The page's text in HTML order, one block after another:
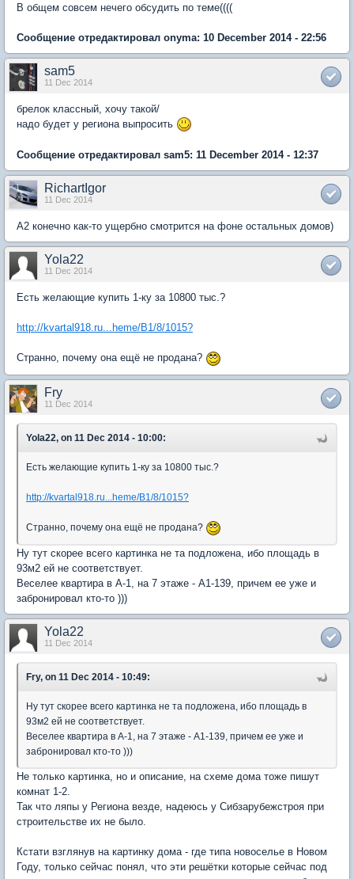
В общем совсем нечего обсудить по теме((((
Сообщение отредактировал onyma: 10 December 2014 - 22:56
sam5
11 Dec 2014
брелок классный, хочу такой/
надо будет у региона выпросить
Сообщение отредактировал sam5: 11 December 2014 - 12:37
RichartIgor
11 Dec 2014
А2 конечно как-то ущербно смотрится на фоне остальных домов)
Yola22
11 Dec 2014
Есть желающие купить 1-ку за 10800 тыс.?
http://kvartal918.ru...heme/B1/8/1015?
Странно, почему она ещё не продана?
Fry
11 Dec 2014
Yola22, on 11 Dec 2014 - 10:00:
Есть желающие купить 1-ку за 10800 тыс.?
http://kvartal918.ru...heme/B1/8/1015?
Странно, почему она ещё не продана?
Ну тут скорее всего картинка не та подложена, ибо площадь в
93м2 ей не соответствует.
Веселее квартира в А-1, на 7 этаже - А1-139, причем ее уже и
забронировал кто-то )))
Yola22
11 Dec 2014
Fry, on 11 Dec 2014 - 10:49:
Ну тут скорее всего картинка не та подложена, ибо площадь в
93м2 ей не соответствует.
Веселее квартира в А-1, на 7 этаже - А1-139, причем ее уже и
забронировал кто-то )))
Не только картинка, но и описание, на схеме дома тоже пишут
комнат 1-2.
Так что ляпы у Региона везде, надеюсь у Сибзарубежстроя при
строительстве их не было.
Кстати взглянув на картинку дома - где типа новоселье в Новом
Году, только сейчас понял, что эти решётки которые сейчас под